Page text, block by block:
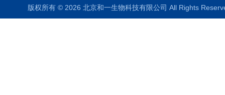
版权所有 © 2026 北京和一生物科技有限公司 All Rights